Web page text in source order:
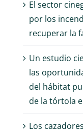
El sector
por los
recuperar la
Un estudio
las
del hábitat
de la tórtola
Los